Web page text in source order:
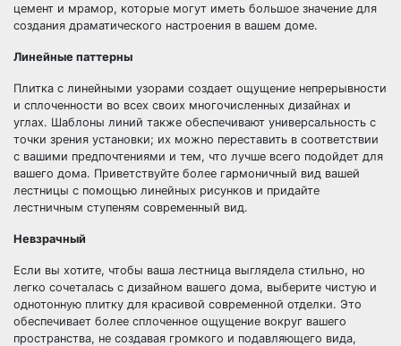
цемент и мрамор, которые могут иметь большое значение для
создания драматического настроения в вашем доме.
Линейные паттерны
Плитка с линейными узорами создает ощущение непрерывности
и сплоченности во всех своих многочисленных дизайнах и
углах. Шаблоны линий также обеспечивают универсальность с
точки зрения установки; их можно переставить в соответствии
с вашими предпочтениями и тем, что лучше всего подойдет для
вашего дома. Приветствуйте более гармоничный вид вашей
лестницы с помощью линейных рисунков и придайте
лестничным ступеням современный вид.
Невзрачный
Если вы хотите, чтобы ваша лестница выглядела стильно, но
легко сочеталась с дизайном вашего дома, выберите чистую и
однотонную плитку для красивой современной отделки. Это
обеспечивает более сплоченное ощущение вокруг вашего
пространства, не создавая громкого и подавляющего вида,